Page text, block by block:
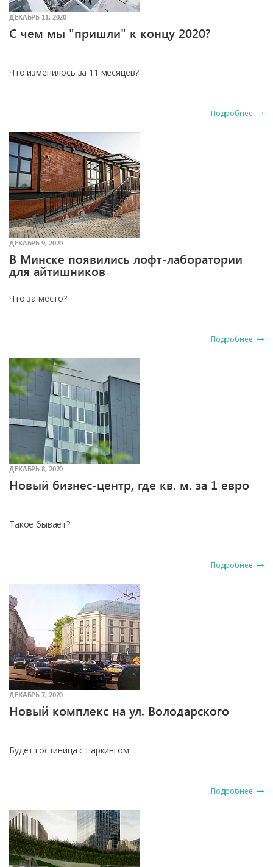
ДЕКАБРЬ 11, 2020
С чем мы "пришли" к концу 2020?
Что изменилось за 11 месяцев?
Подробнее
ДЕКАБРЬ 9, 2020
В Минске появились лофт-лаборатории
для айтишников
Что за место?
Подробнее
ДЕКАБРЬ 8, 2020
Новый бизнес-центр, где кв. м. за 1 евро
Такое бывает?
Подробнее
ДЕКАБРЬ 7, 2020
Новый комплекс на ул. Володарского
Будет гостиница с паркингом
Подробнее